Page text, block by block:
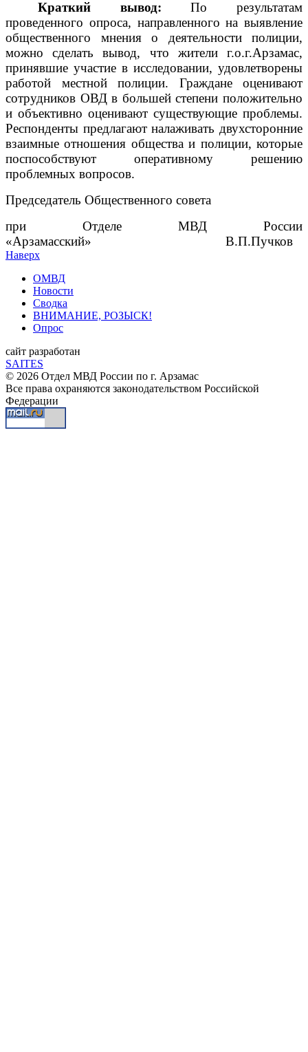
Краткий вывод:По результатам
проведенного опроса, направленного на выявление
общественного мнения о деятельности полиции,
можно сделать вывод, что жители г.о.г.Арзамас,
принявшие участие в исследовании, удовлетворены
работой местной полиции. Граждане оценивают
сотрудников ОВД в большей степени положительно
и объективно оценивают существующие проблемы.
Респонденты предлагают налаживать двухсторонние
взаимные отношения общества и полиции, которые
поспособствуют оперативному решению
проблемных вопросов.
Председатель Общественного совета
при Отделе МВД России
«Арзамасский» В.П.Пучков
Наверх
ОМВД
Новости
Сводка
ВНИМАНИЕ, РОЗЫСК!
Опрос
сайт разработан
SAITES
© 2026 Отдел МВД России по г. Арзамас
Все права охраняются законодательством Российской
Федерации